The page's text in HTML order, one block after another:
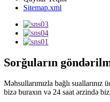
Sitemap.xml
Sorğuların
Məhsullarımızla bağlı suallarınız
bizə buraxın və 24 saat ərzində